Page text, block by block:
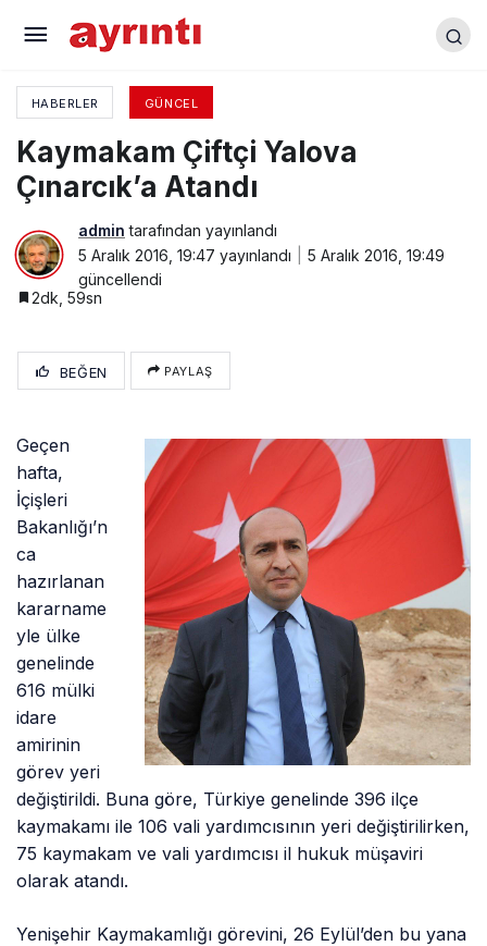
HABERLER GÜNCEL
Kaymakam Çiftçi Yalova
Çınarcık’a Atandı
admin tarafından yayınlandı
5 Aralık 2016, 19:47 yayınlandı
5 Aralık 2016, 19:49
güncellendi
2dk, 59sn
BEĞEN PAYLAŞ
Geçen
hafta,
İçişleri
Bakanlığı’n
ca
hazırlanan
kararname
yle ülke
genelinde
616 mülki
idare
amirinin
görev yeri
değiştirildi. Buna göre, Türkiye genelinde 396 ilçe
kaymakamı ile 106 vali yardımcısının yeri değiştirilirken,
75 kaymakam ve vali yardımcısı il hukuk müşaviri
olarak atandı.
Yenişehir Kaymakamlığı görevini, 26 Eylül’den bu yana
Yenişehir Havalimanı’na “Kadın Dostu İşyeri”
Ödülü